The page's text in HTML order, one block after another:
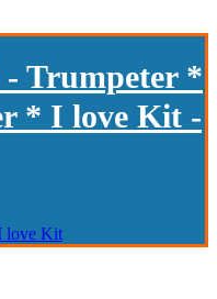
- Trumpeter *
* I love Kit -
love Kit